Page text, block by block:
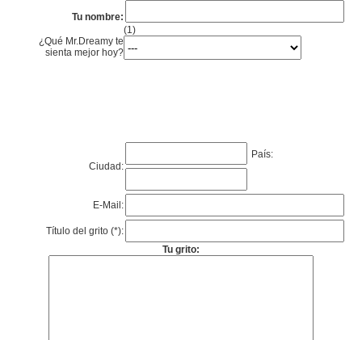
Tu nombre:
(1)
¿Qué Mr.Dreamy te
sienta mejor hoy?
Ciudad:
País:
E-Mail:
Título del grito (*):
Tu grito: